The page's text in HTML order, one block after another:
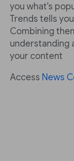
you what's
Trends tells
Combining
understanding
your content
Access News